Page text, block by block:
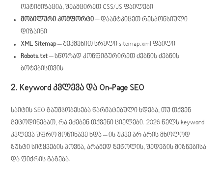
ოპტიმიზაცია, შეამცირეთ CSS/JS ფაილები
მობილური კომფორტი – დაამტკიცეთ რესპონსიული
დიზაინი
XML Sitemap– შექმენით სრული sitemap.xml ფაილი
Robots.txt – სწორად კონფიგურირეთ ძებნის ძებნის
ბოტებისთვის
2. Keyword კვლევა და On-Page SEO
საიტის SEO გაუმჯობესება წარმატებული ხდება, თუ თქვენ
გეცოდინებათ, რა ეძებენ თქვენი ციელები. 2026 წელს keyword
კვლევა უფრო მოწინავე ხდა – ის უკვე არ არის მხოლოდ
ზუსტი სიტყვების პოვნა, არამედ ზეწოლის, შედეგის მიზნებისა
და ფიქრის გაგება.